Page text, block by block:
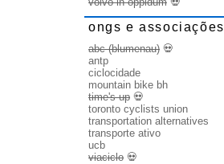
ongs e associações
abc (blumenau) 💀
antp
ciclocidade
mountain bike bh
time's up 💀
toronto cyclists union
transportation alternatives
transporte ativo
ucb
viaciclo 💀